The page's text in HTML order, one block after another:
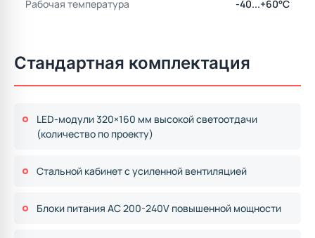
Рабочая температура -40...+60°C
Стандартная комплектация
LED-модули 320×160 мм высокой светоотдачи
(количество по проекту)
Стальной кабинет с усиленной вентиляцией
Блоки питания AC 200-240V повышенной мощности